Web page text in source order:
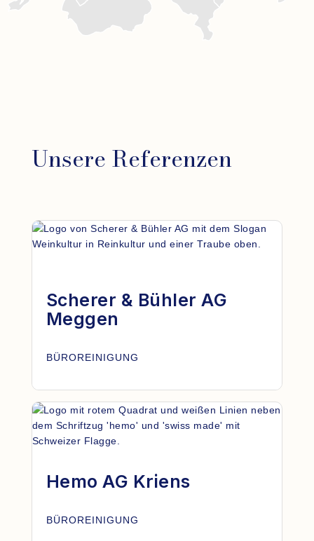
Unsere Referenzen
Scherer & Bühler AG
Meggen
BÜROREINIGUNG
Hemo AG Kriens
BÜROREINIGUNG